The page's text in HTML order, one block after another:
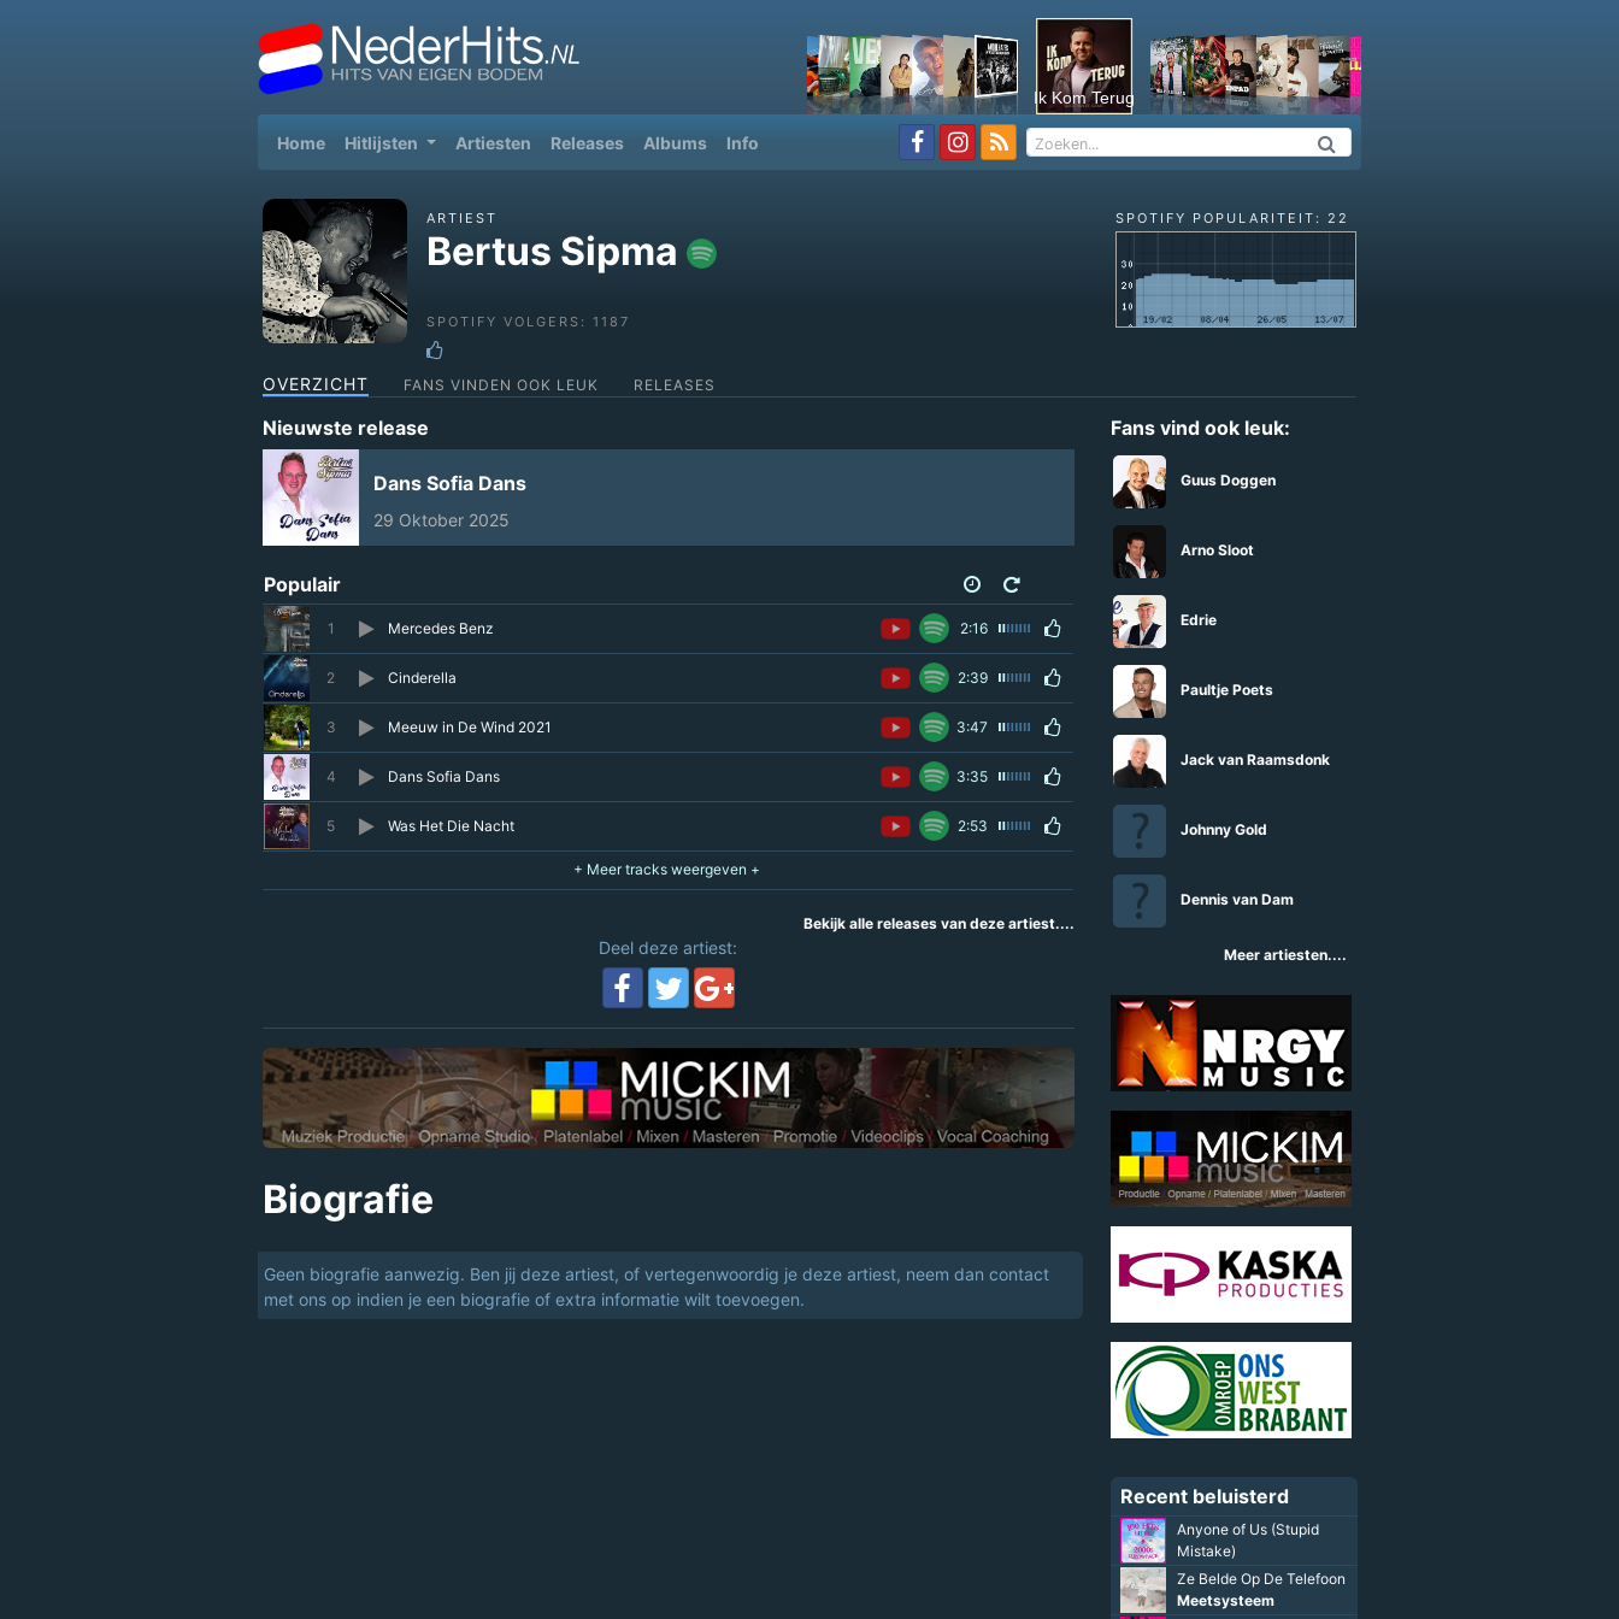
Ik Kom Terug
Home(current)
Hitlijsten Artiesten Releases Albums Info
ARTIEST
Bertus Sipma
SPOTIFY VOLGERS: 1187
SPOTIFY POPULARITEIT: 22
OVERZICHT FANS VINDEN OOK LEUK RELEASES
Nieuwste release
Dans Sofia Dans
29 Oktober 2025
Populair
1 Mercedes Benz 2:16
2 Cinderella 2:39
3 Meeuw in De Wind 2021 3:47
4 Dans Sofia Dans 3:35
5 Was Het Die Nacht 2:53
Bekijk alle releases van deze artiest....
Deel deze artiest:
Biografie
Geen biografie aanwezig. Ben jij deze artiest, of vertegenwoordig je deze artiest, neem dan contact
met ons op indien je een biografie of extra informatie wilt toevoegen.
Fans vind ook leuk:
Guus Doggen
Arno Sloot
Edrie
Paultje Poets
Jack van Raamsdonk
Johnny Gold
Dennis van Dam
Meer artiesten....
Recent beluisterd
Anyone of Us (Stupid
Mistake)
Ze Belde Op De Telefoon
Meetsysteem